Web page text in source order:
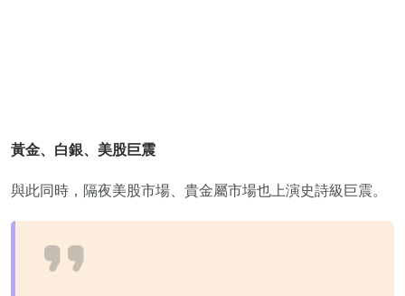
黃金、白銀、美股巨震
與此同時，隔夜美股市場、貴金屬市場也上演史詩級巨震。